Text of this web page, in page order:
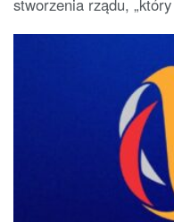
stworzenia rządu,